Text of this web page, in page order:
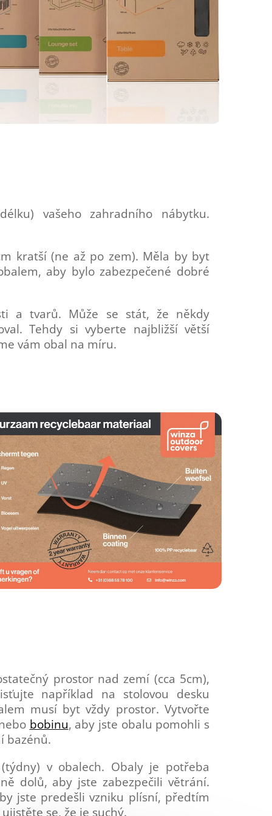
vašeho zahradního nábytku.
kratší (ne až po zem). Měla by byt
aby bylo zabezpečené dobré
a tvarů. Může se stát, že někdy
Tehdy si vyberte najbližší větší
vám obal na míru.
prostor nad zemí (cca 5cm),
například na stolovou desku
musí byt vždy prostor. Vytvořte
bobinu, aby jste obalu pomohli s
bazénů.
v obalech. Obaly je potřeba
dolů, aby jste zabezpečili větrání.
jste predešli vzniku plísní, předtím
se, že je suchý.